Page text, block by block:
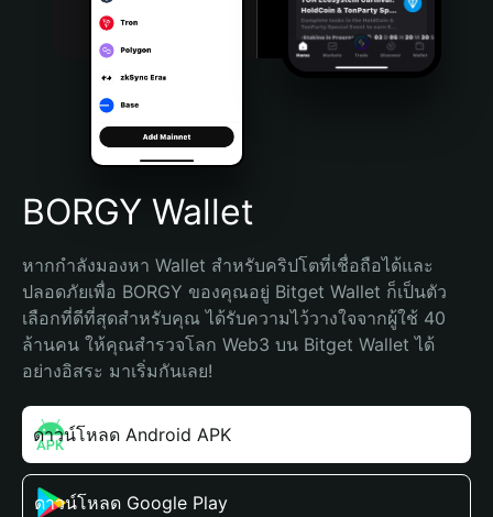
Português (Brasil)
Español (Argentina)
BORGY Wallet
หากกำลังมองหา Wallet สำหรับคริปโตที่เชื่อถือได้และ
ปลอดภัยเพื่อ BORGY ของคุณอยู่ Bitget Wallet ก็เป็นตัว
เลือกที่ดีที่สุดสำหรับคุณ ได้รับความไว้วางใจจากผู้ใช้ 40
ล้านคน ให้คุณสำรวจโลก Web3 บน Bitget Wallet ได้
อย่างอิสระ มาเริ่มกันเลย!
ดาวน์โหลด Android APK
ดาวน์โหลด Google Play